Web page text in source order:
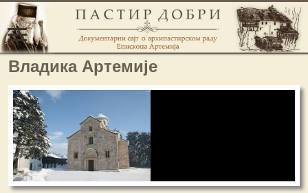
Владика Артемије